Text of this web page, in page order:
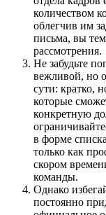
количеством
облегчив им
письма, вы
рассмотрения.
Не забудьте
вежливой, но
сути: кратко,
которые
конкретную
в форме
только как
скором
команды.
Однако
постоянно